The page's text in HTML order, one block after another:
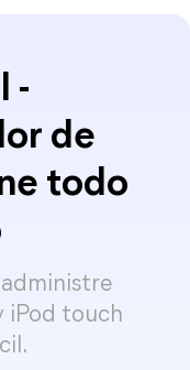
-
de
todo
administre
iPod touch